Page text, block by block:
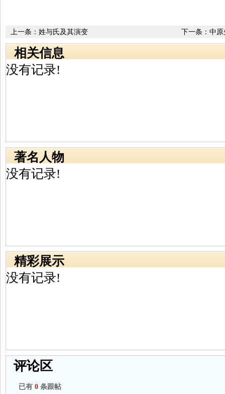
下一条： 中原
上一条： 姓与氏及其演变
相关信息
没有记录!
著名人物
没有记录!
精彩展示
没有记录!
评论区
已有 0 条跟帖